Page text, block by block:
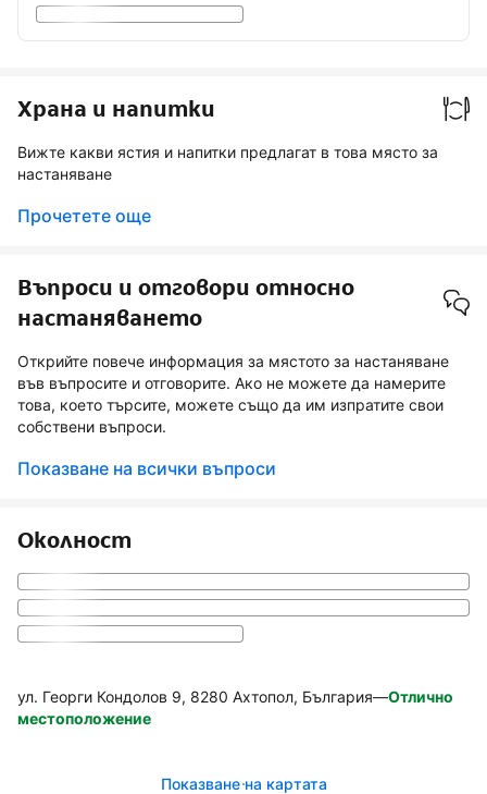
Храна и напитки
Вижте какви ястия и напитки предлагат в това място за
настаняване
Прочетете още
Въпроси и отговори относно
настаняването
Открийте повече информация за мястото за настаняване
във въпросите и отговорите. Ако не можете да намерите
това, което търсите, можете също да им изпратите свои
собствени въпроси.
Показване на всички въпроси
Околност
ул. Георги Кондолов 9, 8280 Ахтопол, България—Отлично
местоположение
Показване на картата